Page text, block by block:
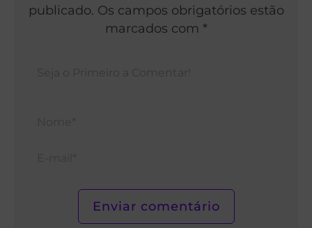
publicado. Os campos obrigatórios estão
marcados com *